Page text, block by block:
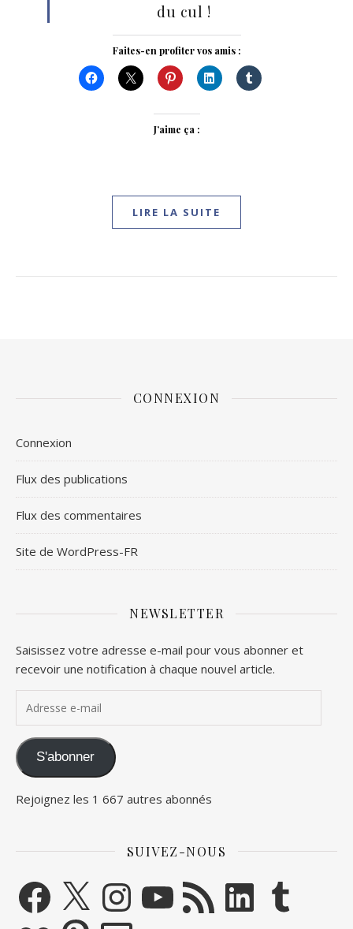
du cul !
Faites-en profiter vos amis :
J’aime ça :
LIRE LA SUITE
CONNEXION
Connexion
Flux des publications
Flux des commentaires
Site de WordPress-FR
NEWSLETTER
Saisissez votre adresse e-mail pour vous abonner et
recevoir une notification à chaque nouvel article.
S'abonner
Rejoignez les 1 667 autres abonnés
SUIVEZ-NOUS
Facebook
X InstagramYouTubeFlux RSSLinkedIn Tumblr
PinterestE-mail